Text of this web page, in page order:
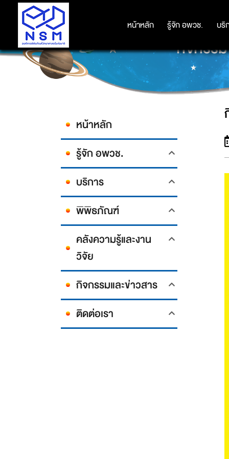
หน้าหลัก รู้จัก อพวช. บริ
หน้าหลัก รู้จัก อพวช. บริ
กิจกรร
หน้าหลัก
รู้จัก อพวช.
บริการ
พิพิธภัณฑ์
คลังความรู้และงาน
วิจัย
กิจกรรมและข่าวสาร
ติดต่อเรา